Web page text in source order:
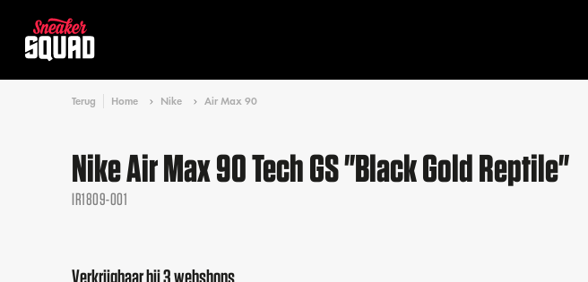
Terug Home Nike Air Max 90
Nike Air Max 90 Tech GS "Black Gold Reptile"
IR1809-001
Verkrijgbaar bij 3 webshops